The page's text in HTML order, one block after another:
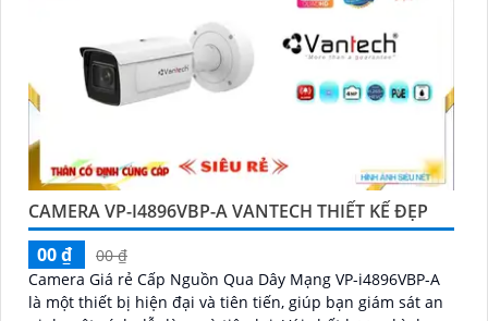
CAMERA VP-I4896VBP-A VANTECH THIẾT KẾ ĐẸP
00 ₫
00 ₫
Camera Giá rẻ Cấp Nguồn Qua Dây Mạng VP-i4896VBP-A
là một thiết bị hiện đại và tiên tiến, giúp bạn giám sát an